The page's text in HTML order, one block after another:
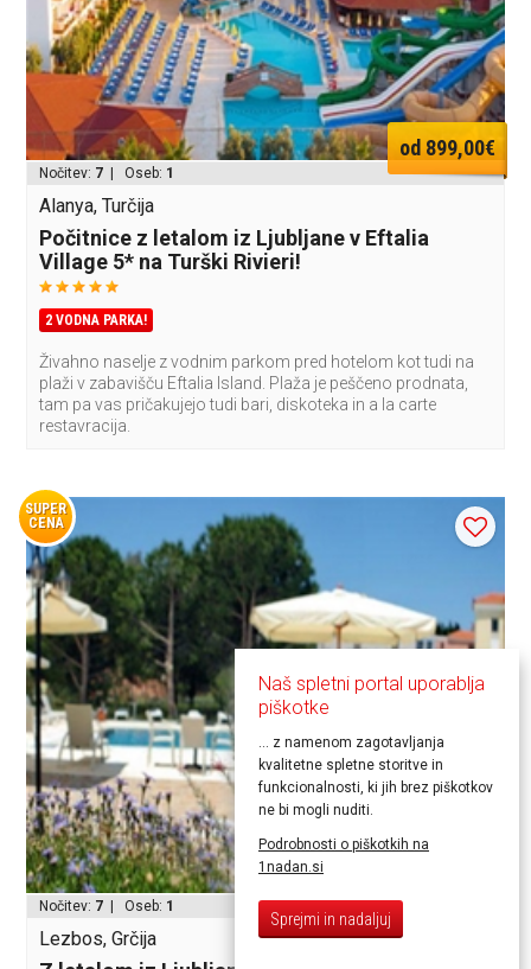
od 899,00€
Nočitev: 7 | Oseb: 1
Alanya, Turčija
Počitnice z letalom iz Ljubljane v Eftalia
Village 5* na Turški Rivieri!
2 VODNA PARKA!
Živahno naselje z vodnim parkom pred hotelom kot tudi na
plaži v zabavišču Eftalia Island. Plaža je peščeno prodnata,
tam pa vas pričakujejo tudi bari, diskoteka in a la carte
restavracija.
SUPER
CENA
Nočitev: 7 | Oseb: 1
Lezbos, Grčija
Naš spletni portal uporablja
piškotke
... z namenom zagotavljanja
kvalitetne spletne storitve in
funkcionalnosti, ki jih brez piškotkov
ne bi mogli nuditi.
Podrobnosti o piškotkih na
1nadan.si
Sprejmi in nadaljuj